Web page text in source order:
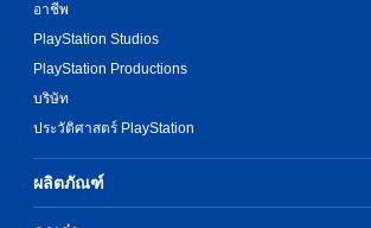
อาชีพ
PlayStation Studios
PlayStation Productions
บริษัท
ประวัติศาสตร์ PlayStation
ผลิตภัณฑ์